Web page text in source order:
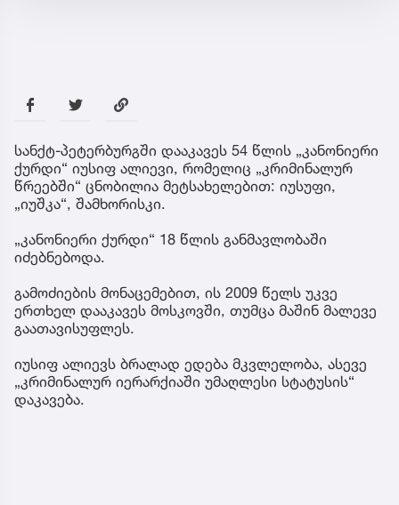
სანქტ-პეტერბურგში დააკავეს 54 წლის „კანონიერი
ქურდი“ იუსიფ ალიევი, რომელიც „კრიმინალურ
წრეებში“ ცნობილია მეტსახელებით: იუსუფი,
„იუშკა“, შამხორისკი.
„კანონიერი ქურდი“ 18 წლის განმავლობაში
იძებნებოდა.
გამოძიების მონაცემებით, ის 2009 წელს უკვე
ერთხელ დააკავეს მოსკოვში, თუმცა მაშინ მალევე
გაათავისუფლეს.
იუსიფ ალიევს ბრალად ედება მკვლელობა, ასევე
„კრიმინალურ იერარქიაში უმაღლესი სტატუსის“
დაკავება.